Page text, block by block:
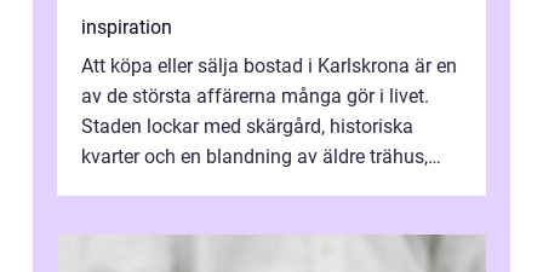
inspiration
Att köpa eller sälja bostad i Karlskrona är en
av de största affärerna många gör i livet.
Staden lockar med skärgård, historiska
kvarter och en blandning av äldre trähus,